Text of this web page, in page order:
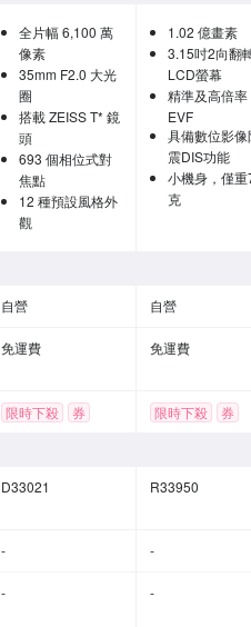
全片幅 6,100 萬
像素
35mm F2.0 大光
圈
搭載 ZEISS T* 鏡
頭
693 個相位式對
焦點
12 種預設風格外
觀
1.02 億畫素
3.15吋2向翻
LCD螢幕
精準及高倍率
EVF
具備數位影像
震DIS功能
小機身，僅
克
自營 自營
免運費 免運費
限時下殺 券 限時下殺
券
D33021 R33950
- -
- -